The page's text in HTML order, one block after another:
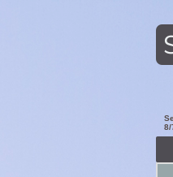
8/